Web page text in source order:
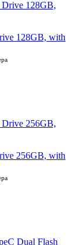
128GB, with
256GB, with